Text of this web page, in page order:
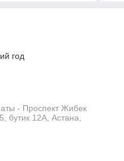
год
- Проспект Жибек
12А, Астана,